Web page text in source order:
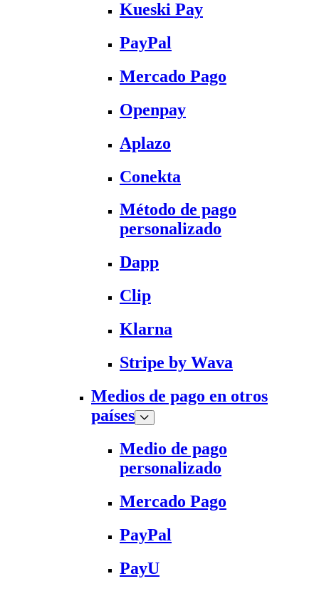
Kueski Pay
PayPal
Mercado Pago
Openpay
Aplazo
Conekta
Método de pago
personalizado
Dapp
Clip
Klarna
Stripe by Wava
Medios de pago en otros
países
Medio de pago
personalizado
Mercado Pago
PayPal
PayU